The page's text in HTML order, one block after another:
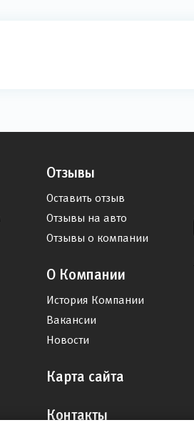
Отзывы
Оставить отзыв
Отзывы на авто
Отзывы о компании
О Компании
История Компании
Вакансии
Новости
Карта сайта
Контакты